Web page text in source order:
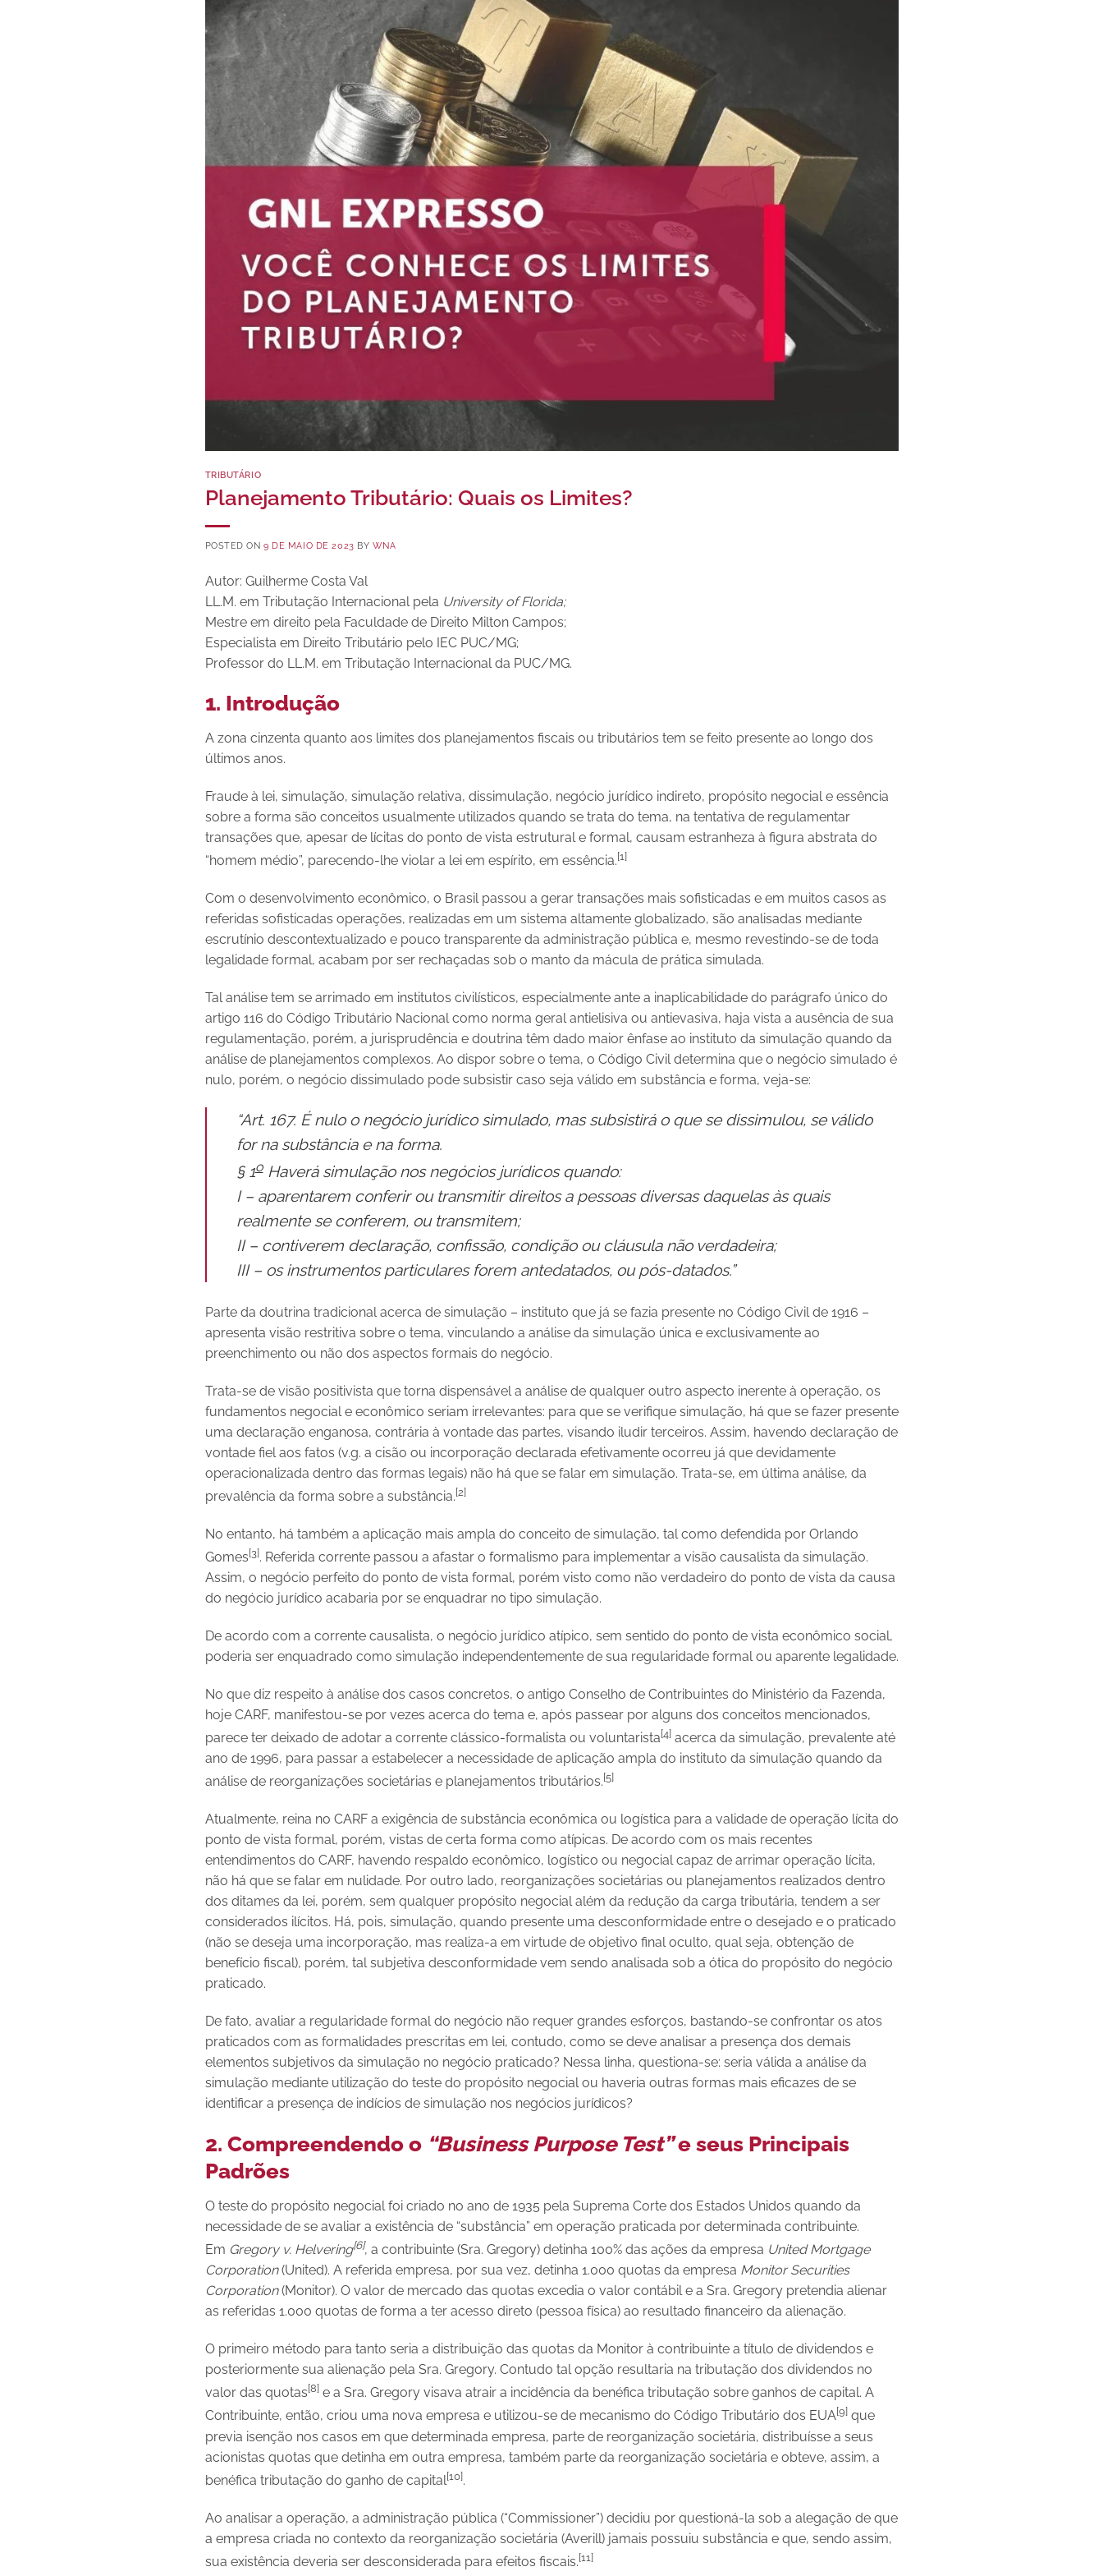
TRIBUTÁRIO
Planejamento Tributário: Quais os Limites?
POSTED ON9 DE MAIO DE 2023 BY WNA
Autor: Guilherme Costa Val
LL.M. em Tributação Internacional pela University of Florida;
Mestre em direito pela Faculdade de Direito Milton Campos;
Especialista em Direito Tributário pelo IEC PUC/MG;
Professor do LL.M. em Tributação Internacional da PUC/MG.
1. Introdução
A zona cinzenta quanto aos limites dos planejamentos fiscais ou tributários tem se feito presente ao longo dos
últimos anos.
Fraude à lei, simulação, simulação relativa, dissimulação, negócio jurídico indireto, propósito negocial e essência
sobre a forma são conceitos usualmente utilizados quando se trata do tema, na tentativa de regulamentar
transações que, apesar de lícitas do ponto de vista estrutural e formal, causam estranheza à figura abstrata do
“homem médio”, parecendo-lhe violar a lei em espírito, em essência.[1]
Com o desenvolvimento econômico, o Brasil passou a gerar transações mais sofisticadas e em muitos casos as
referidas sofisticadas operações, realizadas em um sistema altamente globalizado, são analisadas mediante
escrutínio descontextualizado e pouco transparente da administração pública e, mesmo revestindo-se de toda
legalidade formal, acabam por ser rechaçadas sob o manto da mácula de prática simulada.
Tal análise tem se arrimado em institutos civilísticos, especialmente ante a inaplicabilidade do parágrafo único do
artigo 116 do Código Tributário Nacional como norma geral antielisiva ou antievasiva, haja vista a ausência de sua
regulamentação, porém, a jurisprudência e doutrina têm dado maior ênfase ao instituto da simulação quando da
análise de planejamentos complexos. Ao dispor sobre o tema, o Código Civil determina que o negócio simulado é
nulo, porém, o negócio dissimulado pode subsistir caso seja válido em substância e forma, veja-se:
“Art. 167. É nulo o negócio jurídico simulado, mas subsistirá o que se dissimulou, se válido
for na substância e na forma.
§ 1oHaverá simulação nos negócios jurídicos quando:
I – aparentarem conferir ou transmitir direitos a pessoas diversas daquelas às quais
realmente se conferem, ou transmitem;
II – contiverem declaração, confissão, condição ou cláusula não verdadeira;
III – os instrumentos particulares forem antedatados, ou pós-datados.”
Parte da doutrina tradicional acerca de simulação – instituto que já se fazia presente no Código Civil de 1916 –
apresenta visão restritiva sobre o tema, vinculando a análise da simulação única e exclusivamente ao
preenchimento ou não dos aspectos formais do negócio.
Trata-se de visão positivista que torna dispensável a análise de qualquer outro aspecto inerente à operação, os
fundamentos negocial e econômico seriam irrelevantes: para que se verifique simulação, há que se fazer presente
uma declaração enganosa, contrária à vontade das partes, visando iludir terceiros. Assim, havendo declaração de
vontade fiel aos fatos (v.g. a cisão ou incorporação declarada efetivamente ocorreu já que devidamente
operacionalizada dentro das formas legais) não há que se falar em simulação. Trata-se, em última análise, da
prevalência da forma sobre a substância.[2]
No entanto, há também a aplicação mais ampla do conceito de simulação, tal como defendida por Orlando
Gomes[3]. Referida corrente passou a afastar o formalismo para implementar a visão causalista da simulação.
Assim, o negócio perfeito do ponto de vista formal, porém visto como não verdadeiro do ponto de vista da causa
do negócio jurídico acabaria por se enquadrar no tipo simulação.
De acordo com a corrente causalista, o negócio jurídico atípico, sem sentido do ponto de vista econômico social,
poderia ser enquadrado como simulação independentemente de sua regularidade formal ou aparente legalidade.
No que diz respeito à análise dos casos concretos, o antigo Conselho de Contribuintes do Ministério da Fazenda,
hoje CARF, manifestou-se por vezes acerca do tema e, após passear por alguns dos conceitos mencionados,
parece ter deixado de adotar a corrente clássico-formalista ou voluntarista[4]acerca da simulação, prevalente até
ano de 1996, para passar a estabelecer a necessidade de aplicação ampla do instituto da simulação quando da
análise de reorganizações societárias e planejamentos tributários.[5]
Atualmente, reina no CARF a exigência de substância econômica ou logística para a validade de operação lícita do
ponto de vista formal, porém, vistas de certa forma como atípicas. De acordo com os mais recentes
entendimentos do CARF, havendo respaldo econômico, logístico ou negocial capaz de arrimar operação lícita,
não há que se falar em nulidade. Por outro lado, reorganizações societárias ou planejamentos realizados dentro
dos ditames da lei, porém, sem qualquer propósito negocial além da redução da carga tributária, tendem a ser
considerados ilícitos. Há, pois, simulação, quando presente uma desconformidade entre o desejado e o praticado
(não se deseja uma incorporação, mas realiza-a em virtude de objetivo final oculto, qual seja, obtenção de
benefício fiscal), porém, tal subjetiva desconformidade vem sendo analisada sob a ótica do propósito do negócio
praticado.
De fato, avaliar a regularidade formal do negócio não requer grandes esforços, bastando-se confrontar os atos
praticados com as formalidades prescritas em lei, contudo, como se deve analisar a presença dos demais
elementos subjetivos da simulação no negócio praticado? Nessa linha, questiona-se: seria válida a análise da
simulação mediante utilização do teste do propósito negocial ou haveria outras formas mais eficazes de se
identificar a presença de indícios de simulação nos negócios jurídicos?
2. Compreendendo o“Business Purpose Test”e seus Principais
Padrões
O teste do propósito negocial foi criado no ano de 1935 pela Suprema Corte dos Estados Unidos quando da
necessidade de se avaliar a existência de “substância” em operação praticada por determinada contribuinte.
Em Gregory v. Helvering[6], a contribuinte (Sra. Gregory) detinha 100% das ações da empresa United Mortgage
Corporation(United). A referida empresa, por sua vez, detinha 1.000 quotas da empresa Monitor Securities
Corporation(Monitor). O valor de mercado das quotas excedia o valor contábil e a Sra. Gregory pretendia alienar
as referidas 1.000 quotas de forma a ter acesso direto (pessoa física) ao resultado financeiro da alienação.
O primeiro método para tanto seria a distribuição das quotas da Monitor à contribuinte a título de dividendos e
posteriormente sua alienação pela Sra. Gregory. Contudo tal opção resultaria na tributação dos dividendos no
valor das quotas[8]e a Sra. Gregory visava atrair a incidência da benéfica tributação sobre ganhos de capital. A
Contribuinte, então, criou uma nova empresa e utilizou-se de mecanismo do Código Tributário dos EUA[9]que
previa isenção nos casos em que determinada empresa, parte de reorganização societária, distribuísse a seus
acionistas quotas que detinha em outra empresa, também parte da reorganização societária e obteve, assim, a
benéfica tributação do ganho de capital[10].
Ao analisar a operação, a administração pública (“Commissioner”) decidiu por questioná-la sob a alegação de que
a empresa criada no contexto da reorganização societária (Averill) jamais possuiu substância e que, sendo assim,
sua existência deveria ser desconsiderada para efeitos fiscais.[11]